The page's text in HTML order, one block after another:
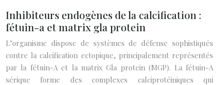
Inhibiteurs endogènes de la calcification :
fétuin-a et matrix gla protein
L’organisme dispose de systèmes de défense sophistiqués
contre la calcification ectopique, principalement représentés
par la fétuin-A et la matrix Gla protein (MGP). La fétuin-A
sérique forme des complexes calciprotéiniques qui